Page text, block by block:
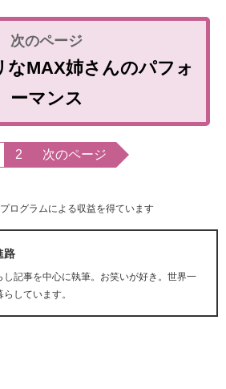
なMAX姉さんのパフォ
ーマンス
2 次のページ
ログラムによる収益を得ています
路
し記事を中心に執筆。お笑いが好き。世界一
しています。